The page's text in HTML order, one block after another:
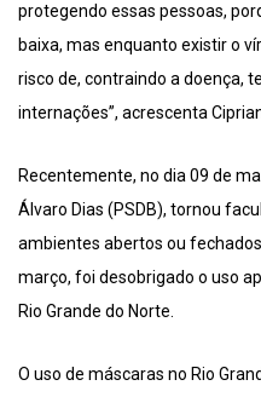
protegendo essas pessoas,
baixa, mas enquanto existir o
risco de, contraindo a doença,
internações”, acrescenta
Recentemente, no dia 09 de
Álvaro Dias (PSDB), tornou
ambientes abertos ou
março, foi desobrigado o uso
Rio Grande do Norte.
O uso de máscaras no Rio